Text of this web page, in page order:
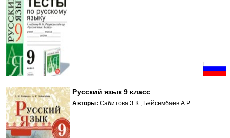
Русский язык 9 класс
Авторы: Сабитова З.К., Бейсембаев А.Р.